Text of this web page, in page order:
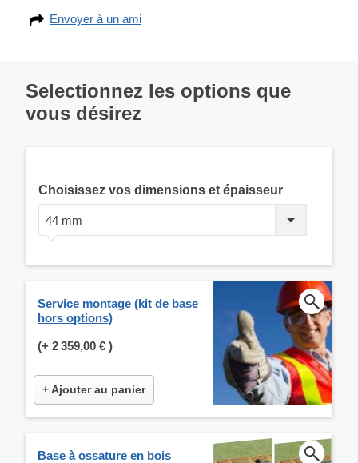
Envoyer à un ami
Selectionnez les options que
vous désirez
Choisissez vos dimensions et épaisseur
44 mm
Service montage (kit de base
hors options)
(+ 2 359,00 € )
+ Ajouter au panier
Base à ossature en bois